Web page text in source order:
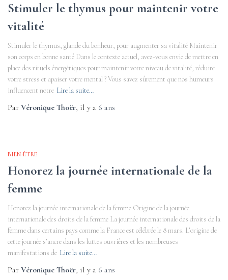
Stimuler le thymus pour maintenir votre
vitalité
Stimuler le thymus, glande du bonheur, pour augmenter sa vitalité Maintenir
son corps en bonne santé Dans le contexte actuel, avez-vous envie de mettre en
place des rituels énergétiques pour maintenir votre niveau de vitalité, réduire
votre stress et apaiser votre mental ? Vous savez sûrement que nos humeurs
influencent notre Lire la suite…
Par Véronique Thoër, il y a 6 ans
BIEN-ÊTRE
Honorez la journée internationale de la
femme
Honorez la journée internationale de la femme Origine de la journée
internationale des droits de la femme La journée internationale des droits de la
femme dans certains pays comme la France est célébrée le 8 mars. L’origine de
cette journée s’ancre dans les luttes ouvrières et les nombreuses
manifestations de Lire la suite…
Par Véronique Thoër, il y a 6 ans